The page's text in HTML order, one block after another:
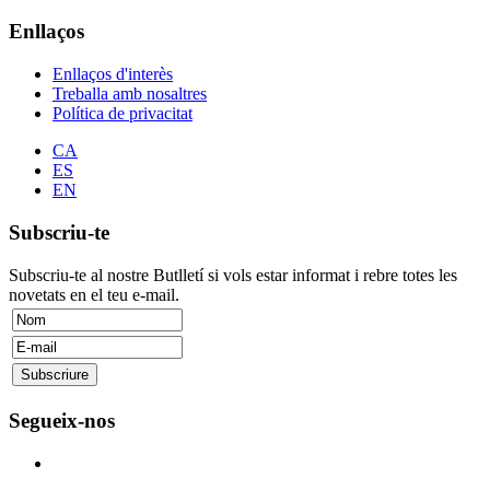
Enllaços
Enllaços d'interès
Treballa amb nosaltres
Política de privacitat
CA
ES
EN
Subscriu-te
Subscriu-te al nostre Butlletí si vols estar informat i rebre totes les
novetats en el teu e-mail.
Segueix-nos